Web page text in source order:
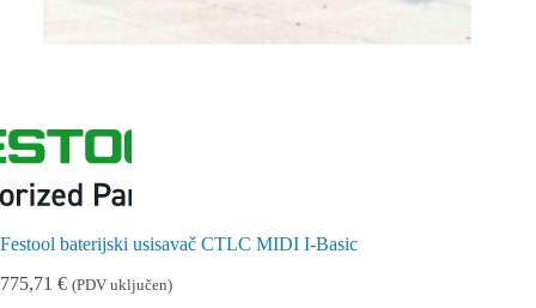
Festool baterijski usisavač CTLC MIDI I-Basic
775,71 € (PDV uključen)